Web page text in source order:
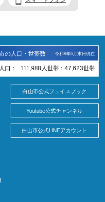
の人口・世帯数 令和8年6月末日現在
人口： 111,988 人 世帯： 47,623世帯
白山市公式フェイスブック
Youtube公式チャンネル
白山市公式LINEアカウント